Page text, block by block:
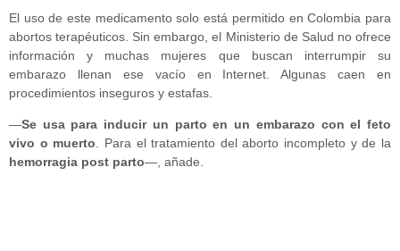
El uso de este medicamento solo está permitido en Colombia para
abortos terapéuticos. Sin embargo, el Ministerio de Salud no ofrece
información y muchas mujeres que buscan interrumpir su
embarazo llenan ese vacío en Internet. Algunas caen en
procedimientos inseguros y estafas.
—Se usa para inducir un parto en un embarazo con el feto
vivo o muerto . Para el tratamiento del aborto incompleto y de la
hemorragia post parto—, añade.